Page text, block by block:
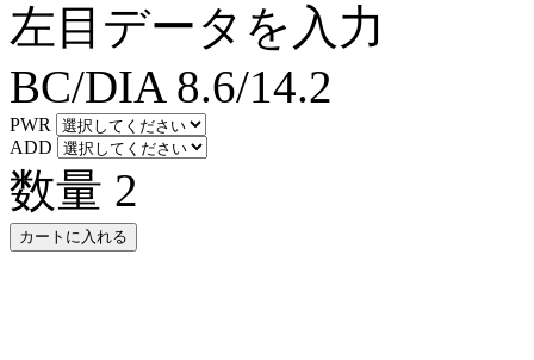
左目データを入力
BC/DIA 8.6/14.2
PWR
ADD
数量 2
カートに入れる